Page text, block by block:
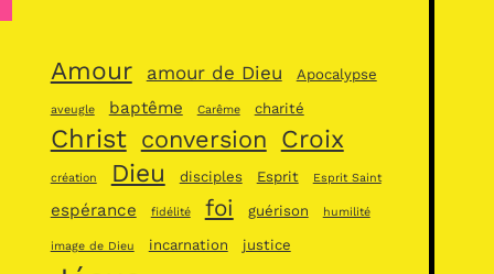
Amour amour de Dieu Apocalypse
aveugle baptême Carême charité
Christ conversion Croix
création Dieu disciples Esprit Esprit Saint
espérance fidélité foi guérison humilité
image de Dieu incarnation justice